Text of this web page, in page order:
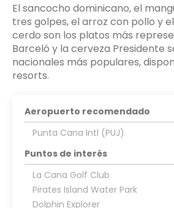
El sancocho dominicano, el
tres golpes, el arroz con pollo y
cerdo son los platos más
Barceló y la cerveza Presidente
nacionales más populares,
resorts.
Aeropuerto recomendado
Punta Cana Intl (PUJ)
Puntos de interés
La Cana Golf Club
Pirates Island Water Park
Dolphin Explorer